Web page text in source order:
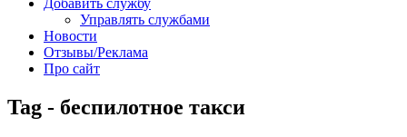
Добавить службу
Управлять службами
Новости
Отзывы/Реклама
Про сайт
Tag - беспилотное такси